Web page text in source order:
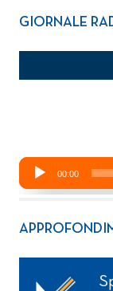
GIORNALE